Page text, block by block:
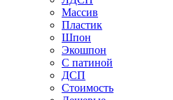
Массив
Пластик
Шпон
Экошпон
С патиной
ДСП
Стоимость